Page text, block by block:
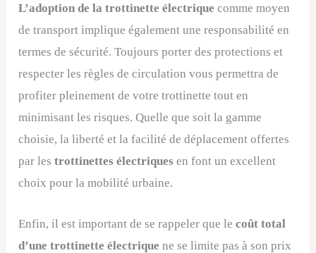
L’adoption de la trottinette électrique comme moyen
de transport implique également une responsabilité en
termes de sécurité. Toujours porter des protections et
respecter les règles de circulation vous permettra de
profiter pleinement de votre trottinette tout en
minimisant les risques. Quelle que soit la gamme
choisie, la liberté et la facilité de déplacement offertes
par lestrottinettes électriques en font un excellent
choix pour la mobilité urbaine.
Enfin, il est important de se rappeler que lecoût total
d’une trottinette électrique ne se limite pas à son prix